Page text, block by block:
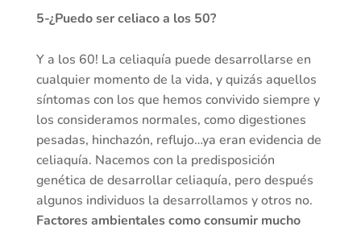
5-¿Puedo ser celiaco a los 50?
Y a los 60! La celiaquía puede desarrollarse en
cualquier momento de la vida, y quizás aquellos
síntomas con los que hemos convivido siempre y
los consideramos normales, como digestiones
pesadas, hinchazón, reflujo…ya eran evidencia de
celiaquía. Nacemos con la predisposición
genética de desarrollar celiaquía, pero después
algunos individuos la desarrollamos y otros no.
Factores ambientales como consumir mucho